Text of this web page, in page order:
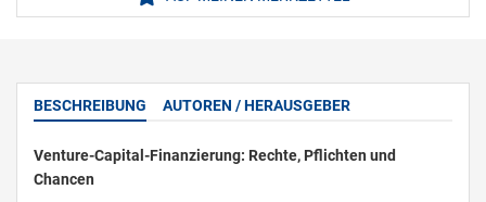
BESCHREIBUNG AUTOREN / HERAUSGEBER
Venture-Capital-Finanzierung: Rechte, Pflichten und
Chancen